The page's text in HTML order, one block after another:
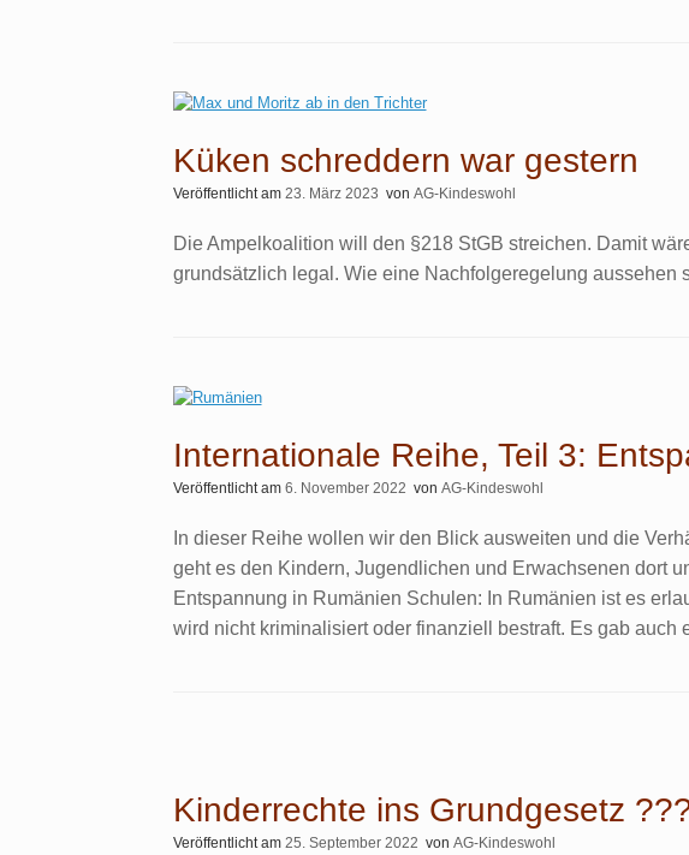
Küken schreddern war gestern
Veröffentlicht am 23. März 2023 von AG-Kindeswohl
Die Ampelkoalition will den §218 StGB streichen. Damit
grundsätzlich legal. Wie eine Nachfolgeregelung aussehen
Internationale Reihe, Teil 3:
Veröffentlicht am 6. November 2022 von AG-Kindeswohl
In dieser Reihe wollen wir den Blick ausweiten und die
geht es den Kindern, Jugendlichen und Erwachsenen dort
Entspannung in Rumänien Schulen: In Rumänien ist es
wird nicht kriminalisiert oder finanziell bestraft. Es gab auch
Kinderrechte ins Grundgesetz
Veröffentlicht am 25. September 2022 von AG-Kindeswohl